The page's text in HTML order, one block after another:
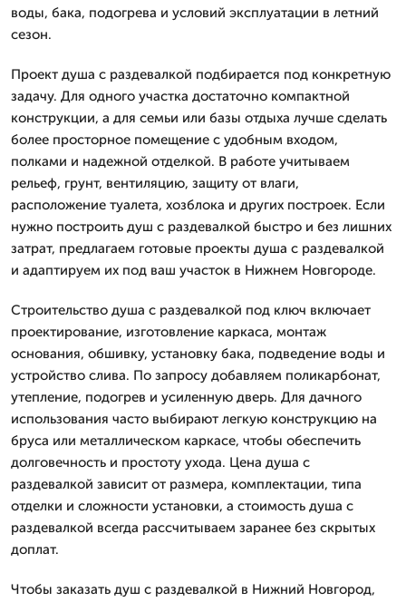
воды, бака, подогрева и условий эксплуатации в летний
сезон.
Проект душа с раздевалкой подбирается под конкретную
задачу. Для одного участка достаточно компактной
конструкции, а для семьи или базы отдыха лучше сделать
более просторное помещение с удобным входом,
полками и надежной отделкой. В работе учитываем
рельеф, грунт, вентиляцию, защиту от влаги,
расположение туалета, хозблока и других построек. Если
нужно построить душ с раздевалкой быстро и без лишних
затрат, предлагаем готовые проекты душа с раздевалкой
и адаптируем их под ваш участок в Нижнем Новгороде.
Строительство душа с раздевалкой под ключ включает
проектирование, изготовление каркаса, монтаж
основания, обшивку, установку бака, подведение воды и
устройство слива. По запросу добавляем поликарбонат,
утепление, подогрев и усиленную дверь. Для дачного
использования часто выбирают легкую конструкцию на
бруса или металлическом каркасе, чтобы обеспечить
долговечность и простоту ухода. Цена душа с
раздевалкой зависит от размера, комплектации, типа
отделки и сложности установки, а стоимость душа с
раздевалкой всегда рассчитываем заранее без скрытых
доплат.
Чтобы заказать душ с раздевалкой в Нижний Новгород,